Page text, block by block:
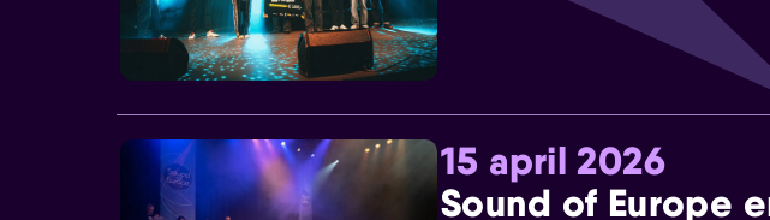
15 april 2026
Sound of Europe